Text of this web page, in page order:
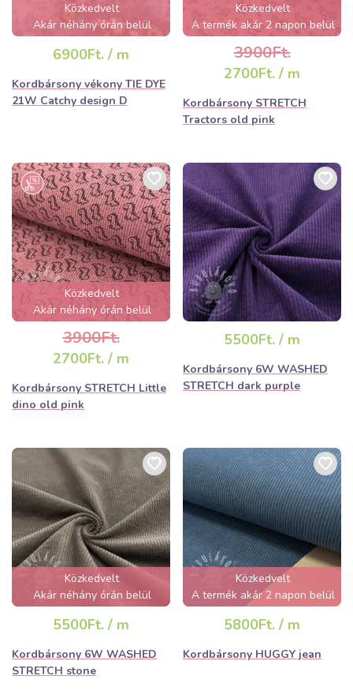
Közkedvelt
Akár néhány órán belül
elfogyhat!
6900Ft. / m
Kordbársony vékony TIE DYE
21W Catchy design D
Közkedvelt
A termék akár 2 napon belül
elfogyhat!
3900Ft.
2700Ft. / m
Kordbársony STRETCH
Tractors old pink
Közkedvelt
Akár néhány órán belül
elfogyhat!
3900Ft.
2700Ft. / m
Kordbársony STRETCH Little
dino old pink
5500Ft. / m
Kordbársony 6W WASHED
STRETCH dark purple
Közkedvelt
Akár néhány órán belül
elfogyhat!
5500Ft. / m
Kordbársony 6W WASHED
STRETCH stone
Közkedvelt
A termék akár 2 napon belül
elfogyhat!
5800Ft. / m
Kordbársony HUGGY jean